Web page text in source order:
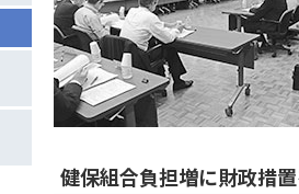
健保組合負担増に財政措